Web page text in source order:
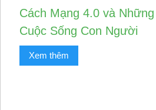
Cách Mạng 4.0 và
Cuộc Sống Con Người
Xem thêm